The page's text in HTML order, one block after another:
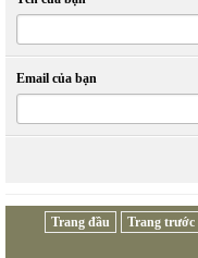
Email của bạn
Trang đầu Trang trước